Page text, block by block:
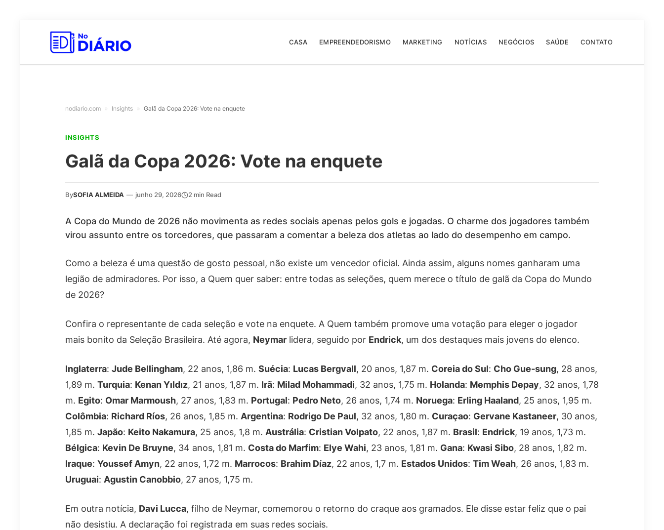
CASA EMPREENDEDORISMO MARKETING NOTÍCIAS NEGÓCIOS SAÚDE CONTATO
nodiario.com » Insights » Galã da Copa 2026: Vote na enquete
INSIGHTS
Galã da Copa 2026: Vote na enquete
BySOFIA ALMEIDA — junho 29, 2026 2 min Read
A Copa do Mundo de 2026 não movimenta as redes sociais apenas pelos gols e jogadas. O charme dos jogadores também
virou assunto entre os torcedores, que passaram a comentar a beleza dos atletas ao lado do desempenho em campo.
Como a beleza é uma questão de gosto pessoal, não existe um vencedor oficial. Ainda assim, alguns nomes ganharam uma
legião de admiradores. Por isso, a Quem quer saber: entre todas as seleções, quem merece o título de galã da Copa do Mundo
de 2026?
Confira o representante de cada seleção e vote na enquete. A Quem também promove uma votação para eleger o jogador
mais bonito da Seleção Brasileira. Até agora, Neymar lidera, seguido por Endrick, um dos destaques mais jovens do elenco.
Inglaterra: Jude Bellingham, 22 anos, 1,86 m. Suécia: Lucas Bergvall, 20 anos, 1,87 m. Coreia do Sul: Cho Gue-sung, 28 anos,
1,89 m. Turquia: Kenan Yıldız, 21 anos, 1,87 m. Irã: Milad Mohammadi, 32 anos, 1,75 m. Holanda: Memphis Depay, 32 anos, 1,78
m. Egito: Omar Marmoush, 27 anos, 1,83 m. Portugal: Pedro Neto, 26 anos, 1,74 m. Noruega: Erling Haaland, 25 anos, 1,95 m.
Colômbia: Richard Ríos, 26 anos, 1,85 m. Argentina: Rodrigo De Paul, 32 anos, 1,80 m. Curaçao: Gervane Kastaneer, 30 anos,
1,85 m. Japão: Keito Nakamura, 25 anos, 1,8 m. Austrália: Cristian Volpato, 22 anos, 1,87 m. Brasil: Endrick, 19 anos, 1,73 m.
Bélgica: Kevin De Bruyne, 34 anos, 1,81 m. Costa do Marfim: Elye Wahi, 23 anos, 1,81 m. Gana: Kwasi Sibo, 28 anos, 1,82 m.
Iraque: Youssef Amyn, 22 anos, 1,72 m. Marrocos: Brahim Díaz, 22 anos, 1,7 m. Estados Unidos: Tim Weah, 26 anos, 1,83 m.
Uruguai: Agustin Canobbio, 27 anos, 1,75 m.
Em outra notícia, Davi Lucca, filho de Neymar, comemorou o retorno do craque aos gramados. Ele disse estar feliz que o pai
não desistiu. A declaração foi registrada em suas redes sociais.